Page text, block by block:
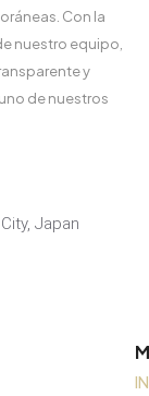
Con la
nuestro equipo,
y
de nuestros
Japan